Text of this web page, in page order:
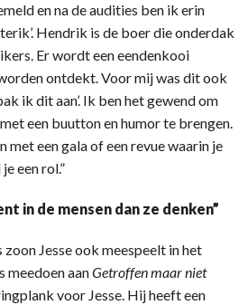
en na de audities ben ik erin
Hendrik is de boer die onderdak
Er wordt een eendenkooi
ontdekt. Voor mij was dit ook
ik dit aan’. Ik ben het gewend om
een buutton en humor te brengen.
met een gala of een revue waarin je
een rol.”
in de mensen dan ze denken”
Jesse ook meespeelt in het
meedoen aanGetroffen maar niet
voor Jesse. Hij heeft een